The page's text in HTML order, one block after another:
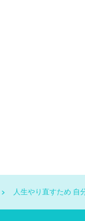
人生やり直すため 自